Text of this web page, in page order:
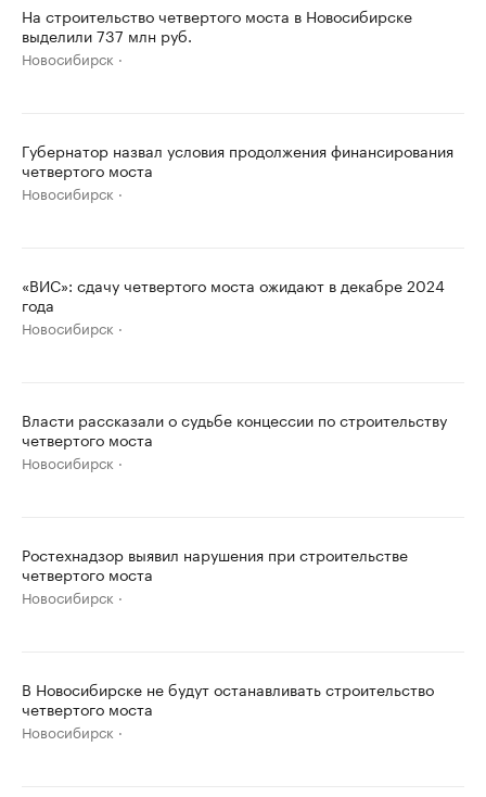
На строительство четвертого моста в Новосибирске
выделили 737 млн руб.
Новосибирск
Губернатор назвал условия продолжения финансирования
четвертого моста
Новосибирск
«ВИС»: сдачу четвертого моста ожидают в декабре 2024
года
Новосибирск
Власти рассказали о судьбе концессии по строительству
четвертого моста
Новосибирск
Ростехнадзор выявил нарушения при строительстве
четвертого моста
Новосибирск
В Новосибирске не будут останавливать строительство
четвертого моста
Новосибирск